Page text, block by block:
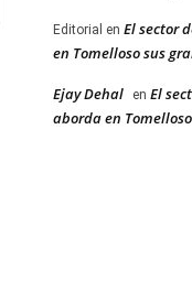
Editorial en El sector
en Tomelloso sus
Ejay Dehal en El
aborda en